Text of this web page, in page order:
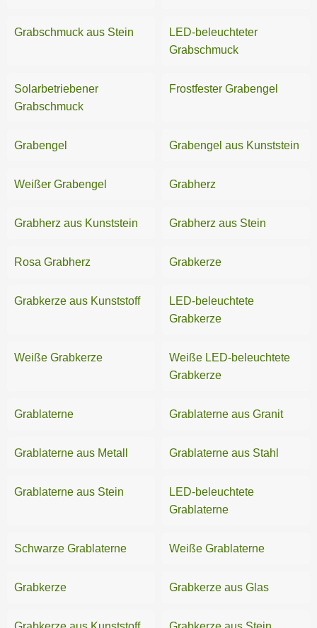
Grabschmuck aus Stein
LED-beleuchteter
Grabschmuck
Solarbetriebener
Grabschmuck
Frostfester Grabengel
Grabengel Grabengel aus Kunststein
Weißer Grabengel Grabherz
Grabherz aus Kunststein Grabherz aus Stein
Rosa Grabherz Grabkerze
Grabkerze aus Kunststoff
LED-beleuchtete
Grabkerze
Weiße Grabkerze
Weiße LED-beleuchtete
Grabkerze
Grablaterne Grablaterne aus Granit
Grablaterne aus Metall Grablaterne aus Stahl
Grablaterne aus Stein
LED-beleuchtete
Grablaterne
Schwarze Grablaterne Weiße Grablaterne
Grabkerze Grabkerze aus Glas